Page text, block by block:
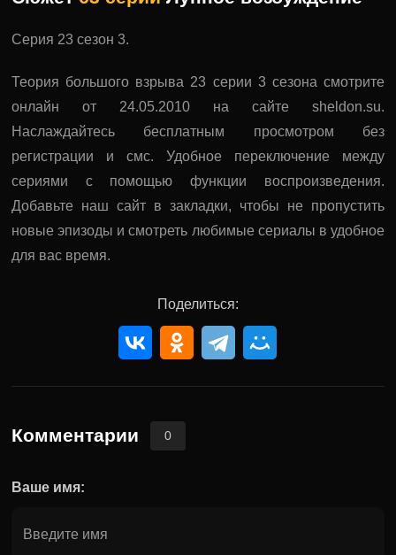
Серия 23 сезон 3.
Теория большого взрыва 23 серии 3 сезона смотрите
онлайн от 24.05.2010 на сайте sheldon.su.
Наслаждайтесь бесплатным просмотром без
регистрации и смс. Удобное переключение между
сериями с помощью функции воспроизведения.
Добавьте наш сайт в закладки, чтобы не пропустить
новые эпизоды и смотреть любимые сериалы в удобное
для вас время.
Поделиться:
Комментарии 0
Ваше имя: